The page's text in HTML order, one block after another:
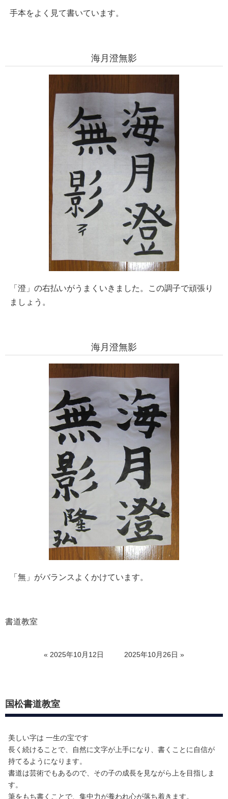
手本をよく見て書いています。
海月澄無影
「澄」の右払いがうまくいきました。この調子で頑張り
ましょう。
海月澄無影
「無」がバランスよくかけています。
書道教室
« 2025年10月12日 2025年10月26日 »
国松書道教室
美しい字は 一生の宝です
長く続けることで、自然に文字が上手になり、書くことに自信が
持てるようになります。
書道は芸術でもあるので、その子の成長を見ながら上を目指しま
す。
筆をもち書くことで、集中力が養われ心が落ち着きます。